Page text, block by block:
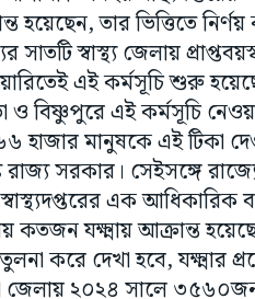
হয়েছেন, তার ভিত্তিতে
সাতটি স্বাস্থ্য জেলায়
এই কর্মসূচি শুরু
ও বিষ্ণুপুরে এই কর্মসূচি
হাজার মানুষকে এই টিকা
রাজ্য সরকার। সেইসঙ্গে
এক আধিকারিক
কতজন যক্ষ্মায় আক্রান্ত
করে দেখা হবে,
জেলায় ২০২৪ সালে ৩৫৬০জন